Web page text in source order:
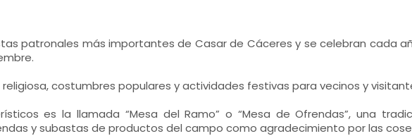
patronales más importantes de Casar de Cáceres y se celebran cada
costumbres populares y actividades festivas para vecinos y
es la llamada “Mesa del Ramo” o “Mesa de Ofrendas”, una
y subastas de productos del campo como agradecimiento por las